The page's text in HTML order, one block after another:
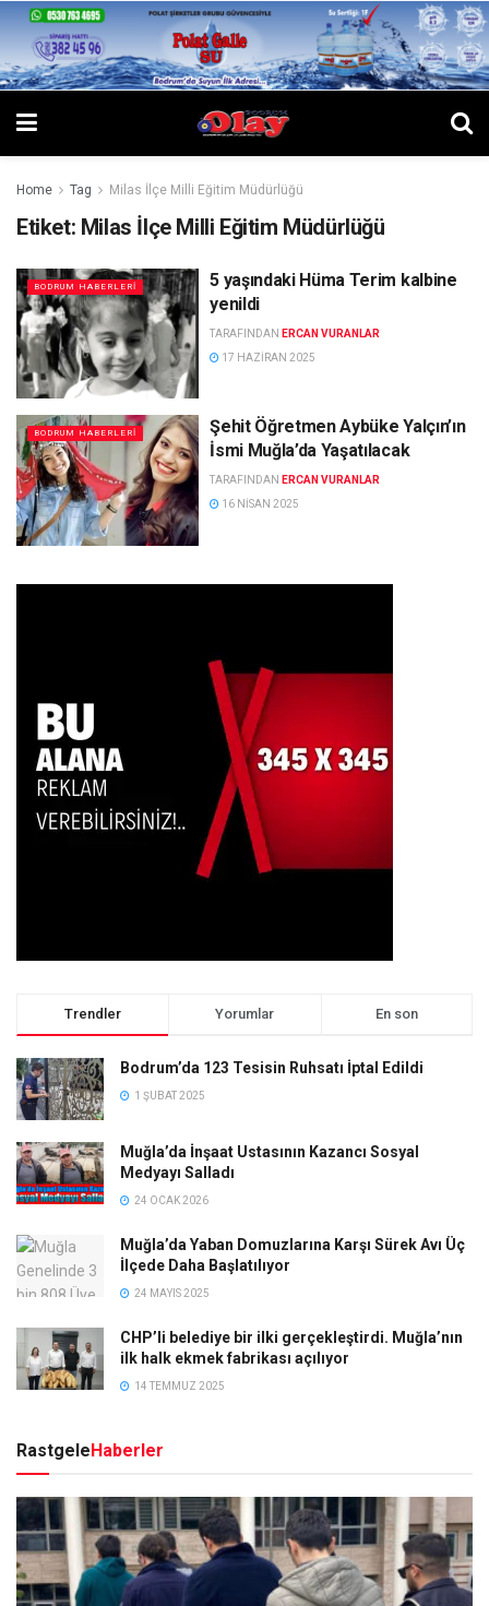
Home Tag Milas İlçe Milli Eğitim Müdürlüğü
Etiket: Milas İlçe Milli Eğitim Müdürlüğü
BODRUM HABERLERI
5 yaşındaki Hüma Terim kalbine
yenildi
TARAFINDAN ERCAN VURANLAR
17 HAZIRAN 2025
BODRUM HABERLERI
Şehit Öğretmen Aybüke Yalçın’ın
İsmi Muğla’da Yaşatılacak
TARAFINDAN ERCAN VURANLAR
16 NISAN 2025
Trendler Yorumlar En son
Bodrum’da 123 Tesisin Ruhsatı İptal Edildi
1 ŞUBAT 2025
Muğla’da İnşaat Ustasının Kazancı Sosyal
Medyayı Salladı
24 OCAK 2026
Muğla’da Yaban Domuzlarına Karşı Sürek Avı Üç
İlçede Daha Başlatılıyor
24 MAYIS 2025
CHP’li belediye bir ilki gerçekleştirdi. Muğla’nın
ilk halk ekmek fabrikası açılıyor
14 TEMMUZ 2025
Rastgele Haberler